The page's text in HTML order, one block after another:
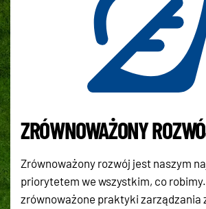
ZRÓWNOWAŻONY
Zrównoważony rozwój jest naszym
priorytetem we wszystkim, co
zrównoważone praktyki zarządzania